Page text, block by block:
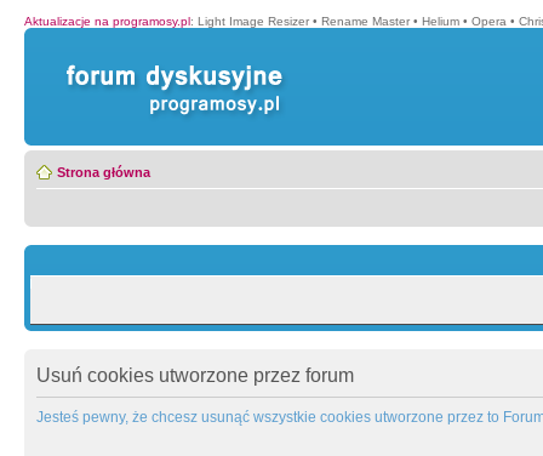
Aktualizacje na programosy.pl: Light Image Resizer • Rename Master • Helium • Opera •
Strona główna
Usuń cookies utworzone przez forum
Jesteś pewny, że chcesz usunąć wszystkie cookies utworzone przez to